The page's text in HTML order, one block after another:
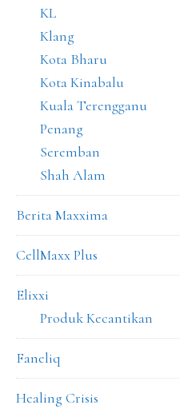
KL
Klang
Kota Bharu
Kota Kinabalu
Kuala Terengganu
Penang
Seremban
Shah Alam
Berita Maxxima
CellMaxx Plus
Elixxi
Produk Kecantikan
Faneliq
Healing Crisis